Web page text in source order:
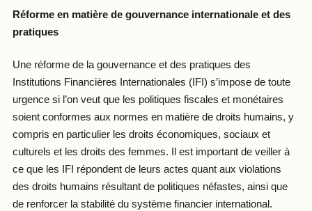
Réforme en matière de gouvernance internationale et des
pratiques
Une réforme de la gouvernance et des pratiques des
Institutions Financières Internationales (IFI) s’impose de toute
urgence si l’on veut que les politiques fiscales et monétaires
soient conformes aux normes en matière de droits humains, y
compris en particulier les droits économiques, sociaux et
culturels et les droits des femmes. Il est important de veiller à
ce que les IFI répondent de leurs actes quant aux violations
des droits humains résultant de politiques néfastes, ainsi que
de renforcer la stabilité du système financier international.